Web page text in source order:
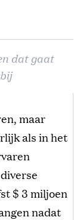
dat gaat
maar
als in het
$ 3 miljoen
nadat